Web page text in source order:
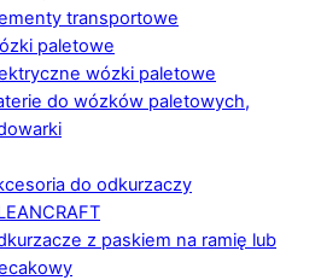
transportowe
paletowe
wózki paletowe
do wózków paletowych,
do odkurzaczy
z paskiem na ramię lub